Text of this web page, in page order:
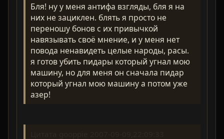
Бля! ну у меня антифа взгляды, бля я на
них не зациклен. блять я просто не
переношу бонов с их привычкой
навязывать своё мнение, и у меня нет
повода ненавидеть целые народы, расы.
я готов убить пидары который угнал мою
машину, но для меня он сначала пидар
который угнал мою машину а потом уже
азер!